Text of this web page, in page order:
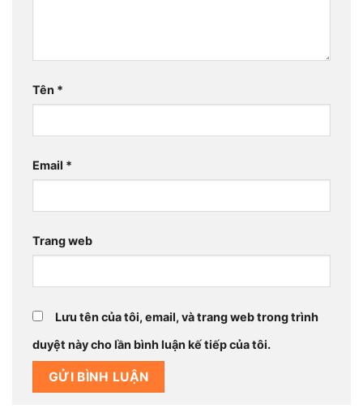
Tên *
Email *
Trang web
Lưu tên của tôi, email, và trang web trong trình
duyệt này cho lần bình luận kế tiếp của tôi.